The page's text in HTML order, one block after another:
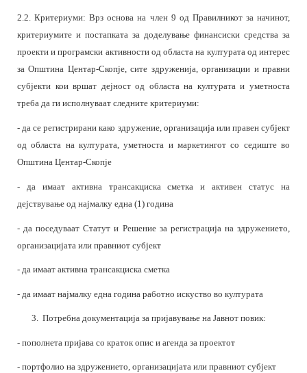
2.2. Критериуми: Врз основа на член 9 од Правилникот за начинот,
критериумите и постапката за доделување финансиски средства за
проекти и програмски активности од областа на културата од интерес
за Општина Центар-Скопје, сите здруженија, организации и правни
субјекти кои вршат дејност од областа на културата и уметноста
треба да ги исполнуваат следните критериуми:
- да се регистрирани како здружение, организација или правен субјект
од областа на културата, уметноста и маркетингот со седиште во
Општина Центар-Скопје
- да имаат активна трансакциска сметка и активен статус на
дејствување од најмалку една (1) година
- да поседуваат Статут и Решение за регистрација на здружението,
организацијата или правниот субјект
- да имаат активна трансакциска сметка
- да имаат најмалку една година работно искуство во културата
3. Потребна документација за пријавување на Јавнот повик:
- пополнета пријава со краток опис и агенда за проектот
- портфолио на здружението, организацијата или правниот субјект